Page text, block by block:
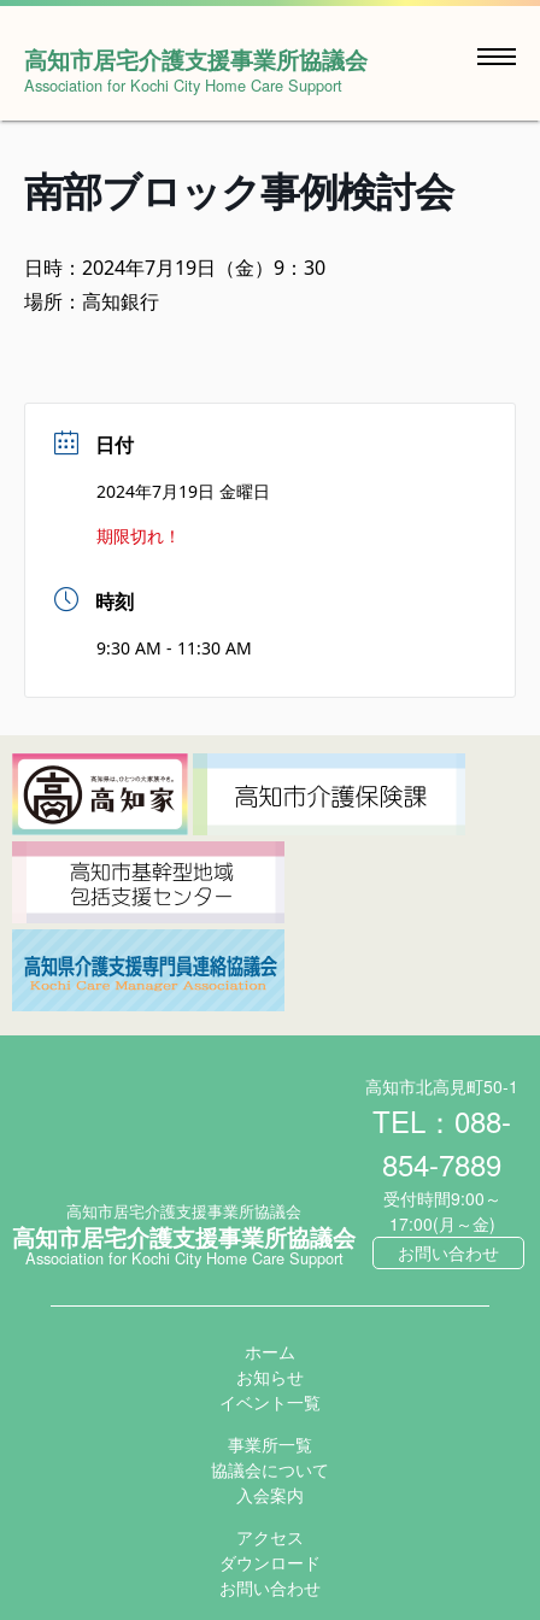
Skip
content
高知市居宅介護支援事業所協議会
Association for Kochi City Home Care Support
南部ブロック事例検討会
日時：2024年7月19日（金）9：30
場所：高知銀行
日付
2024年7月19日 金曜日
期限切れ！
時刻
9:30 AM - 11:30 AM
高知市居宅介護支援事業所協議会
高知市居宅介護支援事業所協議会
Association for Kochi City Home Care Support
高知市北高見町50-1
TEL：088-
854-7889
受付時間9:00～
17:00(月～金)
お問い合わせ
ホーム
お知らせ
イベント一覧
事業所一覧
協議会について
入会案内
アクセス
ダウンロード
お問い合わせ